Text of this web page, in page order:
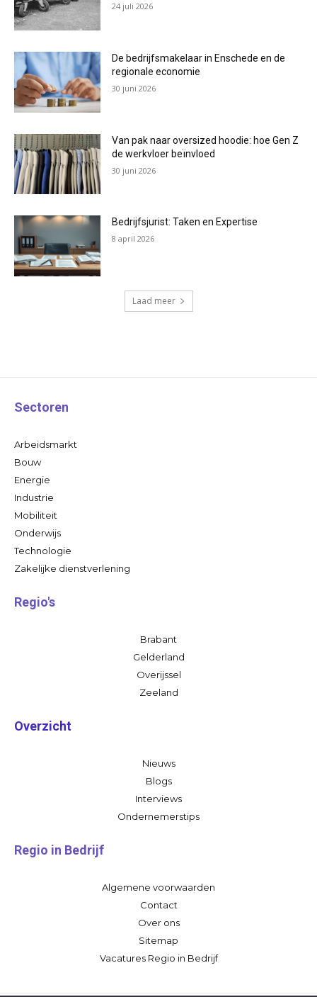
24 juli 2026
De bedrijfsmakelaar in Enschede en de
regionale economie
30 juni 2026
Van pak naar oversized hoodie: hoe Gen Z
de werkvloer beïnvloed
30 juni 2026
Bedrijfsjurist: Taken en Expertise
8 april 2026
Laad meer
Sectoren
Arbeidsmarkt
Bouw
Energie
Industrie
Mobiliteit
Onderwijs
Technologie
Zakelijke dienstverlening
Regio's
Brabant
Gelderland
Overijssel
Zeeland
Overzicht
Nieuws
Blogs
Interviews
Ondernemerstips
Regio in Bedrijf
Algemene voorwaarden
Contact
Over ons
Sitemap
Vacatures Regio in Bedrijf